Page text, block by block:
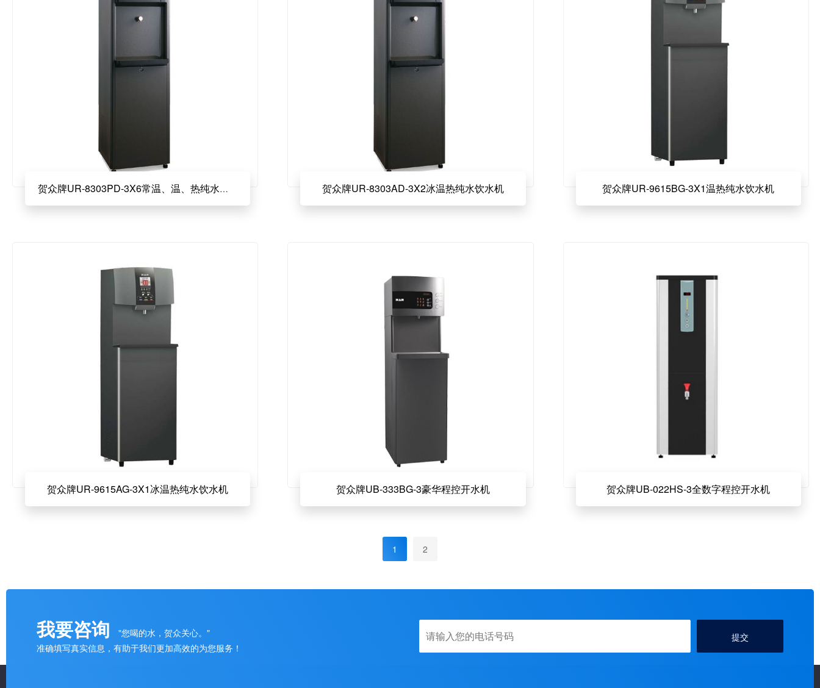
贺众牌UR-8303PD-3X6常温、温、热纯水饮水机 贺众牌UR-8303AD-3X2冰温热纯水饮水机 贺众牌UR-9615BG-3X1温热纯水饮水机
贺众牌UR-9615AG-3X1冰温热纯水饮水机 贺众牌UB-333BG-3豪华程控开水机 贺众牌UB-022HS-3全数字程控开水机
1 2
我要咨询
"您喝的水，贺众关心。"
准确填写真实信息，有助于我们更加高效的为您服务！
提交